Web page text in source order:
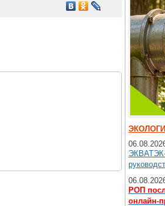
ЭКВАТЭК-
РОП
онлайн-